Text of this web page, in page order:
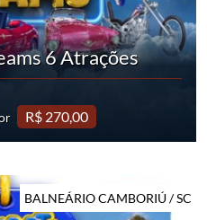
6 Atrações
R$ 270,00
BALNEÁRIO CAMBORIÚ / SC